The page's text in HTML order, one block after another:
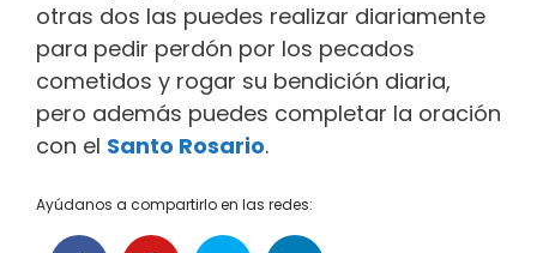
otras dos las puedes realizar diariamente
para pedir perdón por los pecados
cometidos y rogar su bendición diaria,
pero además puedes completar la oración
con el Santo Rosario.
Ayúdanos a compartirlo en las redes: